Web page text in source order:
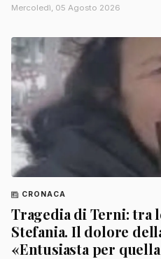
Mercoledì, 05 Agosto 2026
CRONACA
Tragedia di Terni: tra
Stefania. Il dolore
«Entusiasta per